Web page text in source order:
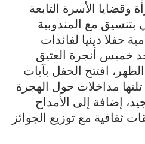
الأسرة التابعة
مع المندوبية
حفلا دينيا لفائدات
خميس أنجرة العتيق
افتتح الحفل بآيات
مداخلات حول الهجرة
إضافة إلى الأمداح
ثقافية مع توزيع الجوائز